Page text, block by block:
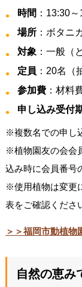
時間 ：13:30
場所：ボタニ
対象 ：一般（
定員 ：20名（
参加費：材料
申し込み受付
※複数名での申し
※植物園友の会会
込み時に会員番号
※使用植物は変更
表をご確認くださ
＞＞福岡市動植
自然の恵み